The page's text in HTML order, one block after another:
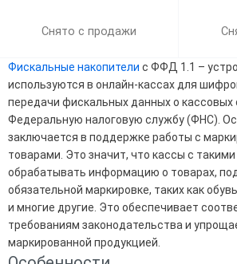
Снято с продажи
Фискальные накопители с ФФД 1.1 –
используются в онлайн-кассах для
передачи фискальных данных о кассовых
Федеральную налоговую службу (ФНС).
заключается в поддержке работы с
товарами. Это значит, что кассы с
обрабатывать информацию о товарах,
обязательной маркировке, таких как
и многие другие. Это обеспечивает
требованиям законодательства и
маркированной продукцией.